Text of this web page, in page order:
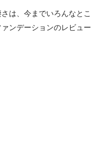
は、今までいろんなとこ
ンデーションのレビュー